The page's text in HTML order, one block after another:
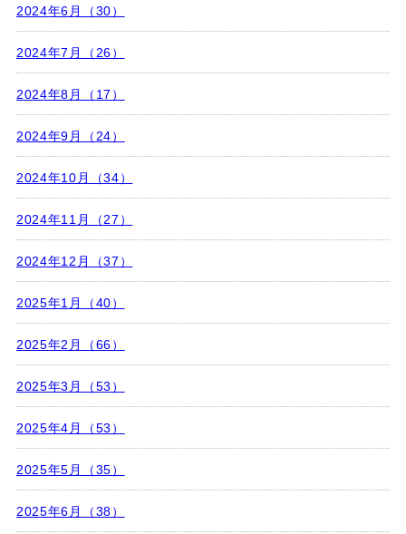
2024年6月（30）
2024年7月（26）
2024年8月（17）
2024年9月（24）
2024年10月（34）
2024年11月（27）
2024年12月（37）
2025年1月（40）
2025年2月（66）
2025年3月（53）
2025年4月（53）
2025年5月（35）
2025年6月（38）